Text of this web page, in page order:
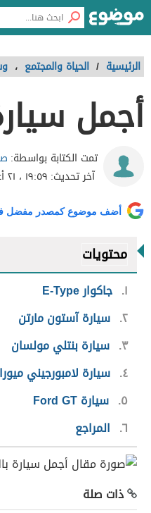
الرئيسية / الحياة والمجتمع ،
أجمل
تمت الكتابة بواسطة:
آخر تحديث: ١٩:٥٩ ، ٢١ أغسطس ٢٠٢٢
أضف موضوع كمصدر مفضل
محتويات
١ جاكوار E-Type
٢ سيارة آستون مارتن
٣ سيارة بنتلي مولسان
٤ سيارة لامبورجيني ميورا
٥ سيارة Ford GT
٦ المراجع
ذات صلة